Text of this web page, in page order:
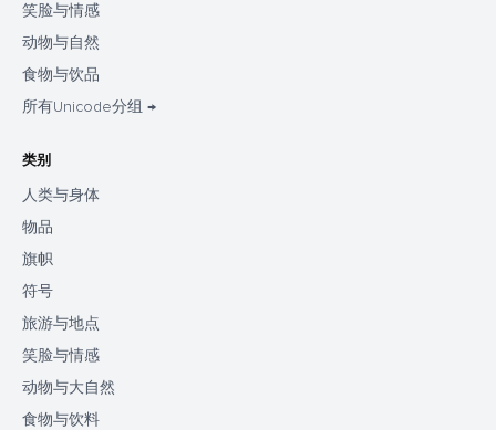
笑脸与情感
动物与自然
食物与饮品
所有Unicode分组 →
类别
人类与身体
物品
旗帜
符号
旅游与地点
笑脸与情感
动物与大自然
食物与饮料